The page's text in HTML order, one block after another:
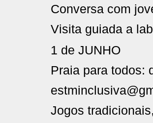
Conversa com
Visita guiada a
1 de JUNHO
Praia para todos:
Jogos